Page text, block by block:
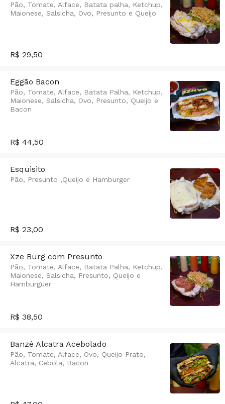
Pão, Tomate, Alface, Batata palha, Ketchup,
Maionese, Salsicha, Ovo, Presunto e Queijo
R$ 29,50
Eggão Bacon
Pão, Tomate, Alface, Batata Palha, Ketchup,
Maionese, Salsicha, Ovo, Presunto, Queijo e
Bacon
R$ 44,50
Esquisito
Pão, Presunto ,Queijo e Hamburger
R$ 23,00
Xze Burg com Presunto
Pão, Tomate, Alface, Batata Palha, Ketchup,
Maionese, Salsicha, Presunto, Queijo e
Hamburguer
R$ 38,50
Banzé Alcatra Acebolado
Pão, Tomate, Alface, Ovo, Queijo Prato,
Alcatra, Cebola, Bacon